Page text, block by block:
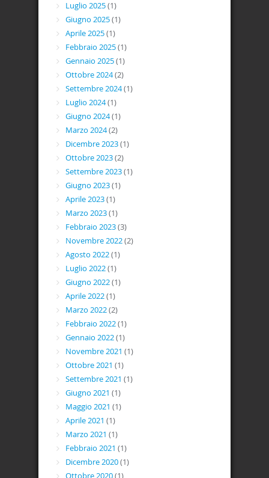
Luglio 2025(1)
Giugno 2025(1)
Aprile 2025(1)
Febbraio 2025(1)
Gennaio 2025(1)
Ottobre 2024(2)
Settembre 2024(1)
Luglio 2024(1)
Giugno 2024(1)
Marzo 2024(2)
Dicembre 2023(1)
Ottobre 2023(2)
Settembre 2023(1)
Giugno 2023(1)
Aprile 2023(1)
Marzo 2023(1)
Febbraio 2023(3)
Novembre 2022(2)
Agosto 2022(1)
Luglio 2022(1)
Giugno 2022(1)
Aprile 2022(1)
Marzo 2022(2)
Febbraio 2022(1)
Gennaio 2022(1)
Novembre 2021 (1)
Ottobre 2021 (1)
Settembre 2021 (1)
Giugno 2021 (1)
Maggio 2021 (1)
Aprile 2021 (1)
Marzo 2021 (1)
Febbraio 2021 (1)
Dicembre 2020(1)
Ottobre 2020(1)